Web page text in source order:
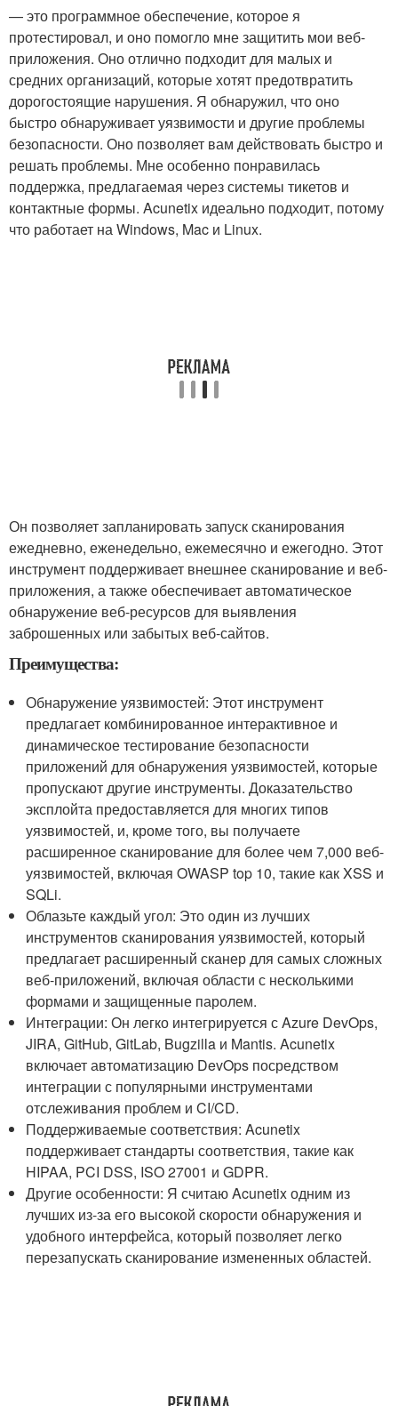
— это программное обеспечение, которое я
протестировал, и оно помогло мне защитить мои веб-
приложения. Оно отлично подходит для малых и
средних организаций, которые хотят предотвратить
дорогостоящие нарушения. Я обнаружил, что оно
быстро обнаруживает уязвимости и другие проблемы
безопасности. Оно позволяет вам действовать быстро и
решать проблемы. Мне особенно понравилась
поддержка, предлагаемая через системы тикетов и
контактные формы. Acunetix идеально подходит, потому
что работает на Windows, Mac и Linux.
Он позволяет запланировать запуск сканирования
ежедневно, еженедельно, ежемесячно и ежегодно. Этот
инструмент поддерживает внешнее сканирование и веб-
приложения, а также обеспечивает автоматическое
обнаружение веб-ресурсов для выявления
заброшенных или забытых веб-сайтов.
Преимущества:
Обнаружение уязвимостей: Этот инструмент
предлагает комбинированное интерактивное и
динамическое тестирование безопасности
приложений для обнаружения уязвимостей, которые
пропускают другие инструменты. Доказательство
эксплойта предоставляется для многих типов
уязвимостей, и, кроме того, вы получаете
расширенное сканирование для более чем 7,000 веб-
уязвимостей, включая OWASP top 10, такие как XSS и
SQLi.
Облазьте каждый угол: Это один из лучших
инструментов сканирования уязвимостей, который
предлагает расширенный сканер для самых сложных
веб-приложений, включая области с несколькими
формами и защищенные паролем.
Интеграции: Он легко интегрируется с Azure DevOps,
JIRA, GitHub, GitLab, Bugzilla и Mantis. Acunetix
включает автоматизацию DevOps посредством
интеграции с популярными инструментами
отслеживания проблем и CI/CD.
Поддерживаемые соответствия: Acunetix
поддерживает стандарты соответствия, такие как
HIPAA, PCI DSS, ISO 27001 и GDPR.
Другие особенности: Я считаю Acunetix одним из
лучших из-за его высокой скорости обнаружения и
удобного интерфейса, который позволяет легко
перезапускать сканирование измененных областей.